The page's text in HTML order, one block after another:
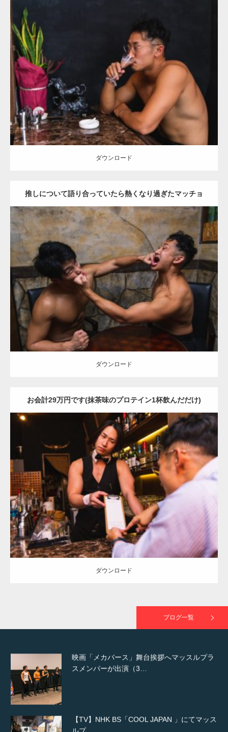
2021.06.30
バーのマッチョ
ダウンロード
ダウンロード
推しについて語り合っていたら熱くなり過ぎたマッチョ
Update:2021.07.8
Category:バーのマッチョ 外資系筋肉 肩 殴られマッチョ
ダウンロード
ダウンロード
お会計29万円です(抹茶味のプロテイン1杯飲んだだけ)
Update:2021.06.30
Category: バーのマッチョ
ダウンロード
ダウンロード
ブログ一覧
【YouTube】マッチョフリー素材メンバーが
ギネス世界記録…
【TV】TBS番組「ひるおび」にてマッスルプ
ラスが紹介されま…
TOKYO FMラジオ番組「ONE MORNING」
で紹介さ…
NHK「所さん！事件ですよ」に取材されまし
た（6/8放送）
映画「メカバース」舞台挨拶へマッスルプラ
スメンバーが出演（3…
【TV】NHK BS「COOL JAPAN 」にてマッス
ルプ…